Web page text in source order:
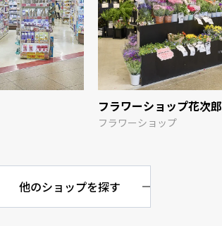
フラワーショップ花次郎
フラワーショップ
他のショップを探す